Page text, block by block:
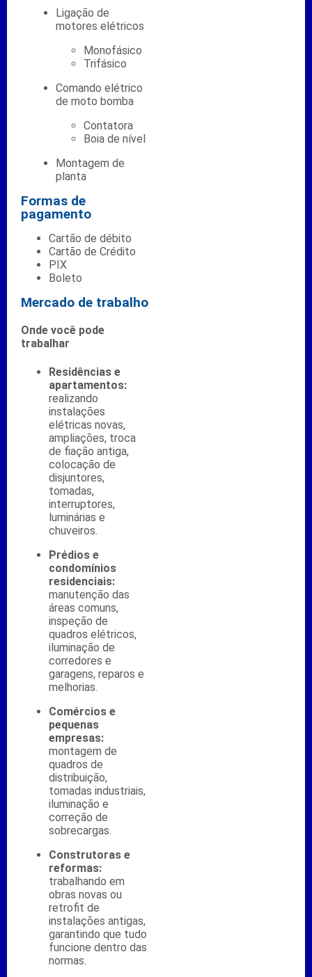
Ligação de
motores elétricos
Monofásico
Trifásico
Comando elétrico
de moto bomba
Contatora
Boia de nível
Montagem de
planta
Formas de
pagamento
Cartão de débito
Cartão de Crédito
PIX
Boleto
Mercado de trabalho
Onde você pode
trabalhar
Residências e
apartamentos:
realizando
instalações
elétricas novas,
ampliações, troca
de fiação antiga,
colocação de
disjuntores,
tomadas,
interruptores,
luminárias e
chuveiros.
Prédios e
condomínios
residenciais:
manutenção das
áreas comuns,
inspeção de
quadros elétricos,
iluminação de
corredores e
garagens, reparos e
melhorias.
Comércios e
pequenas
empresas:
montagem de
quadros de
distribuição,
tomadas industriais,
iluminação e
correção de
sobrecargas.
Construtoras e
reformas:
trabalhando em
obras novas ou
retrofit de
instalações antigas,
garantindo que tudo
funcione dentro das
normas.